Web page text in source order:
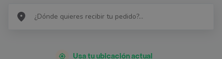
Usa tu ubicación actual